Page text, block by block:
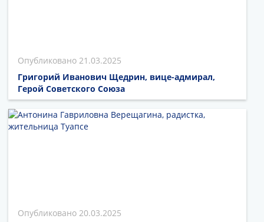
21.03.2025
Григорий Иванович Щедрин, вице-адмирал,
Герой Советского Союза
20.03.2025